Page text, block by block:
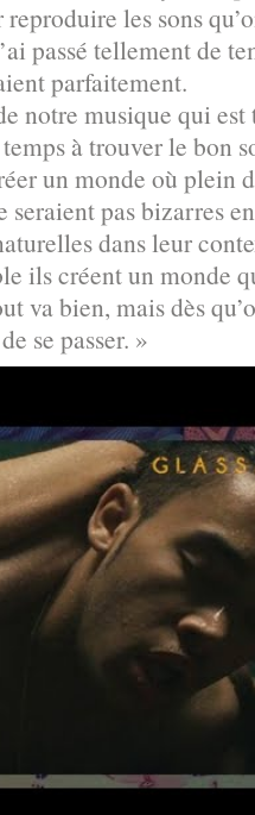
les sons
passé tellement de
parfaitement.
notre musique qui
à trouver le bon
un monde où plein
seraient pas bizarres
dans leur
ils créent un monde
va bien, mais dès
se passer. »